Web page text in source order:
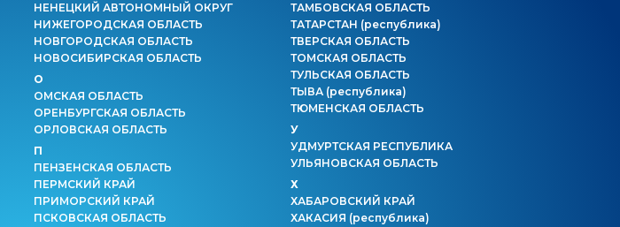
НЕНЕЦКИЙ АВТОНОМНЫЙ ОКРУГ
НИЖЕГОРОДСКАЯ ОБЛАСТЬ
НОВГОРОДСКАЯ ОБЛАСТЬ
НОВОСИБИРСКАЯ ОБЛАСТЬ
О
ОМСКАЯ ОБЛАСТЬ
ОРЕНБУРГСКАЯ ОБЛАСТЬ
ОРЛОВСКАЯ ОБЛАСТЬ
П
ПЕНЗЕНСКАЯ ОБЛАСТЬ
ПЕРМСКИЙ КРАЙ
ПРИМОРСКИЙ КРАЙ
ПСКОВСКАЯ ОБЛАСТЬ
ТАМБОВСКАЯ ОБЛАСТЬ
ТАТАРСТАН (республика)
ТВЕРСКАЯ ОБЛАСТЬ
ТОМСКАЯ ОБЛАСТЬ
ТУЛЬСКАЯ ОБЛАСТЬ
ТЫВА (республика)
ТЮМЕНСКАЯ ОБЛАСТЬ
У
УДМУРТСКАЯ РЕСПУБЛИКА
УЛЬЯНОВСКАЯ ОБЛАСТЬ
Х
ХАБАРОВСКИЙ КРАЙ
ХАКАСИЯ (республика)